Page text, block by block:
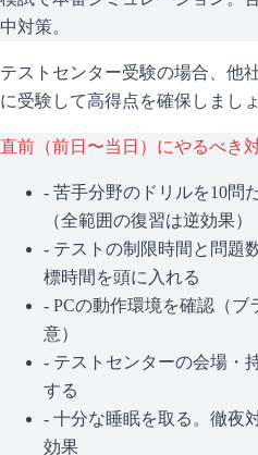
中対策。
テストセンター受験の場合、他
に受験して高得点を確保しましょ
直前（前日〜当日）にやるべき
- 苦手分野のドリルを10問
（全範囲の復習は逆効果）
- テストの制限時間と問題
標時間を頭に入れる
- PCの動作環境を確認（ブ
意）
- テストセンターの会場・
する
- 十分な睡眠を取る。徹夜
効果